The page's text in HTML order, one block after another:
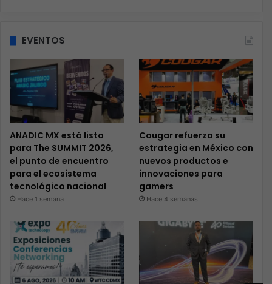
EVENTOS
ANADIC MX está listo
para The SUMMIT 2026,
el punto de encuentro
para el ecosistema
tecnológico nacional
Hace 1 semana
Cougar refuerza su
estrategia en México con
nuevos productos e
innovaciones para
gamers
Hace 4 semanas